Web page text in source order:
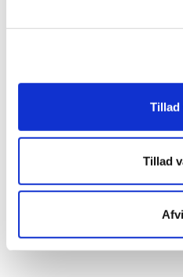
Tillad
Tillad